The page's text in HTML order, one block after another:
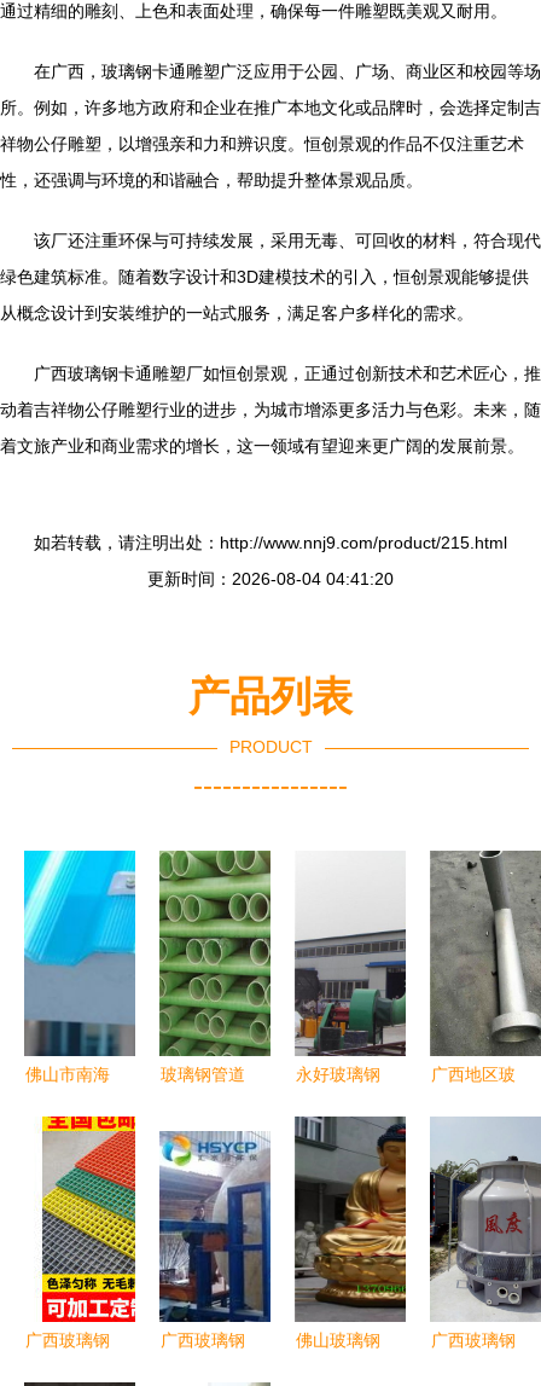
通过精细的雕刻、上色和表面处理，确保每一件雕塑既美观又耐用。
在广西，玻璃钢卡通雕塑广泛应用于公园、广场、商业区和校园等场
所。例如，许多地方政府和企业在推广本地文化或品牌时，会选择定制吉
祥物公仔雕塑，以增强亲和力和辨识度。恒创景观的作品不仅注重艺术
性，还强调与环境的和谐融合，帮助提升整体景观品质。
该厂还注重环保与可持续发展，采用无毒、可回收的材料，符合现代
绿色建筑标准。随着数字设计和3D建模技术的引入，恒创景观能够提供
从概念设计到安装维护的一站式服务，满足客户多样化的需求。
广西玻璃钢卡通雕塑厂如恒创景观，正通过创新技术和艺术匠心，推
动着吉祥物公仔雕塑行业的进步，为城市增添更多活力与色彩。未来，随
着文旅产业和商业需求的增长，这一领域有望迎来更广阔的发展前景。
如若转载，请注明出处：http://www.nnj9.com/product/215.html
更新时间：2026-08-04 04:41:20
产品列表
PRODUCT
----------------
佛山市南海
钢塑胶制品
厂 专注
PVC波浪
瓦、PVC水
槽及广西玻
璃钢产品
玻璃钢管道
水与灌溉的
优选方案
——以广西
应用为例
永好玻璃钢
玻璃钢脱硫
塔制造商，
服务覆盖淮
北与广西
广西地区玻
选购指南
广西玻璃钢
广西玻璃钢
佛山玻璃钢
广西玻璃钢